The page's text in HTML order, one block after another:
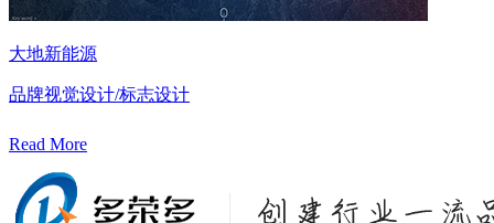
大地新能源
品牌视觉设计/标志设计
Read More